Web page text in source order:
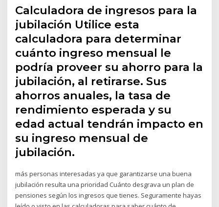
Calculadora de ingresos para la
jubilación Utilice esta
calculadora para determinar
cuánto ingreso mensual le
podría proveer su ahorro para la
jubilación, al retirarse. Sus
ahorros anuales, la tasa de
rendimiento esperada y su
edad actual tendrán impacto en
su ingreso mensual de
jubilación.
más personas interesadas ya que garantizarse una buena
jubilación resulta una prioridad Cuánto desgrava un plan de
pensiones según los ingresos que tienes. Seguramente hayas